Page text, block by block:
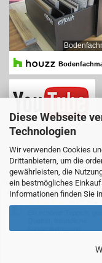
Diese Webseite
Technologien
Wir verwenden Cookies
Drittanbietern, um die
gewährleisten, die
ein bestmögliches
Informationen finden Sie
Ausgewählte Top-